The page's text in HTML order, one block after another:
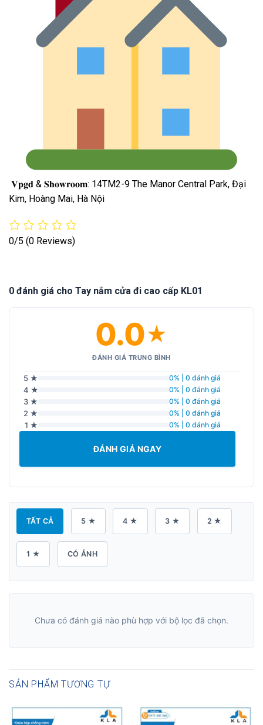
𝐕𝐩𝐠𝐝 & 𝐒𝐡𝐨𝐰𝐫𝐨𝐨𝐦: 14TM2-9 The Manor Central Park, Đại
Kim, Hoàng Mai, Hà Nội
0/5 (0 Reviews)
0 đánh giá cho Tay nắm cửa đi cao cấp KL01
0.0★
ĐÁNH GIÁ TRUNG BÌNH
5 ★ 0% | 0 đánh giá
4 ★ 0% | 0 đánh giá
3 ★ 0% | 0 đánh giá
2 ★ 0% | 0 đánh giá
1 ★ 0% | 0 đánh giá
ĐÁNH GIÁ NGAY
TẤT CẢ 5 ★ 4 ★ 3 ★ 2 ★
1 ★ CÓ ẢNH
Chưa có đánh giá nào phù hợp với bộ lọc đã chọn.
SẢN PHẨM TƯƠNG TỰ